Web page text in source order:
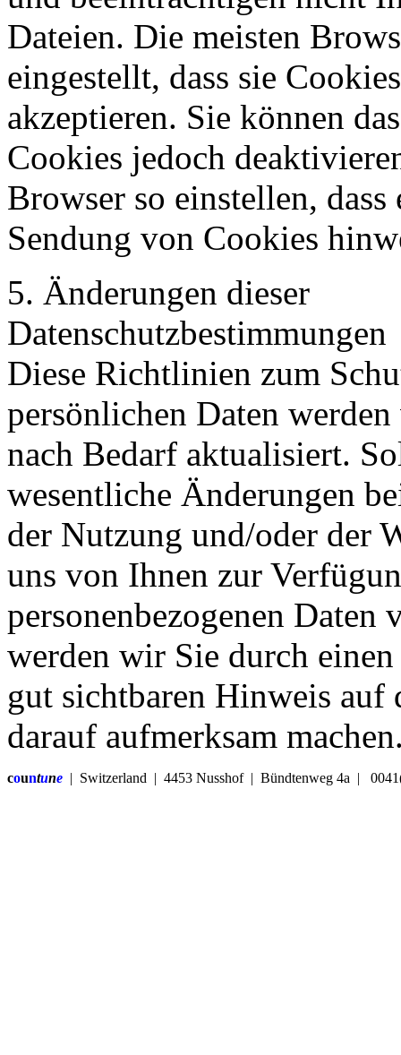
Dateien. Die meisten
eingestellt, dass sie
akzeptieren. Sie können
Cookies jedoch
Browser so einstellen, dass
Sendung von Cookies
5. Änderungen dieser
Datenschutzbestimmungen
Diese Richtlinien zum
persönlichen Daten
nach Bedarf aktualisiert.
wesentliche Änderungen
der Nutzung und/oder der
uns von Ihnen zur
personenbezogenen Daten
werden wir Sie durch
gut sichtbaren Hinweis auf
darauf aufmerksam
countune | Switzerland | 4453 Nusshof | Bündtenweg 4a |